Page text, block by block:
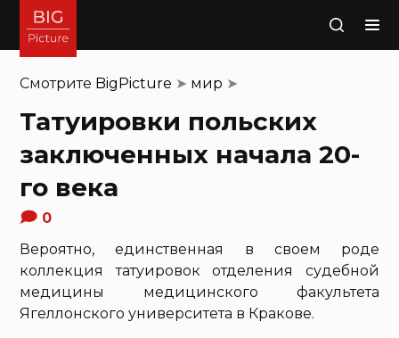
Поиск
Смотрите BigPicture ➤ мир ➤
Татуировки польских
заключенных начала 20-
го века
0
Вероятно, единственная в своем роде
коллекция татуировок отделения судебной
медицины медицинского факультета
Ягеллонского университета в Кракове.